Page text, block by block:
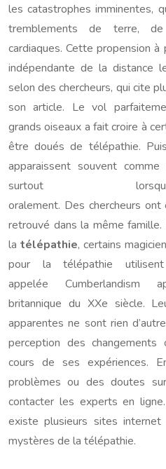
les catastrophes imminentes,
tremblements de terre,
cardiaques. Cette propension
indépendante de la distance
selon des chercheurs, qui cite
son article. Le vol
grands oiseaux a fait croire à
être doués de télépathie.
apparaissent souvent
surtout
oralement. Des chercheurs
retrouvé dans la même famille.
la télépathie, certains
pour la télépathie
appelée Cumberlandism
britannique du XXe siècle.
apparentes ne sont rien
perception des
cours de ses expériences.
problèmes ou des doutes
contacter les experts en
existe plusieurs sites
mystères de la télépathie.